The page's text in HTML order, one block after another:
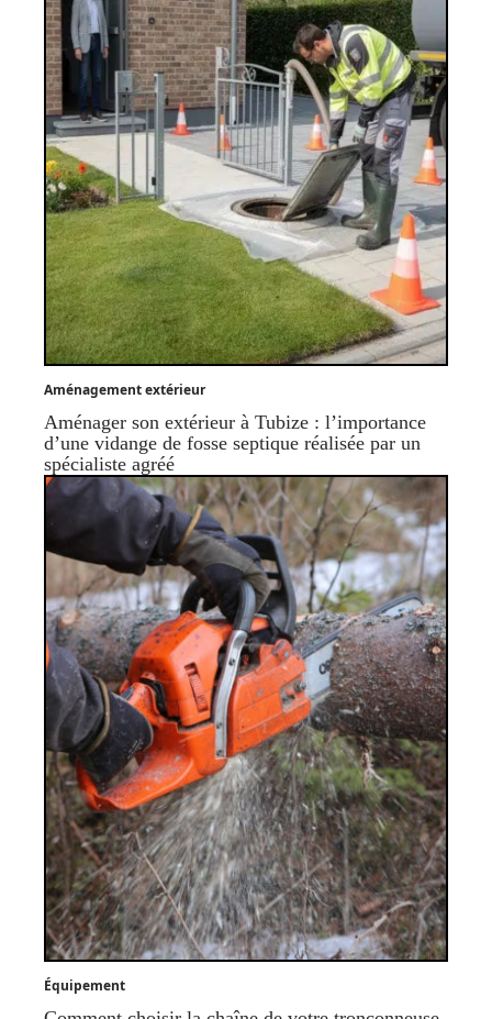
Aménagement extérieur
Aménager son extérieur à Tubize : l’importance
d’une vidange de fosse septique réalisée par un
spécialiste agréé
Équipement